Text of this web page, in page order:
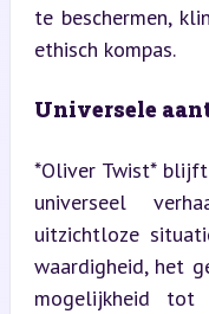
te beschermen,
ethisch kompas.
Universele
*Oliver Twist*
universeel
uitzichtloze
waardigheid, het
mogelijkheid tot